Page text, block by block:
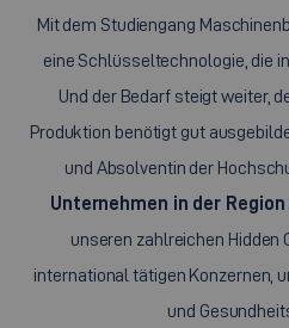
Mit dem Studiengang
eine Schlüsseltechnologie, die
Und der Bedarf steigt weiter,
Produktion benötigt gut
und Absolventin der
Unternehmen in der
unseren zahlreichen Hidden
international tätigen Konzernen,
und